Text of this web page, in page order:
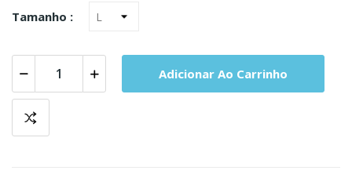
Tamanho :
Adicionar Ao Carrinho